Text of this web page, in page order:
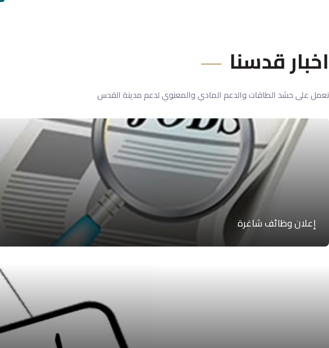
اخبار قدسنا
نعمل على حشد الطاقات والدعم المادي والمعنوي لدعم مدينة القدس
إعلان وظائف شاغرة